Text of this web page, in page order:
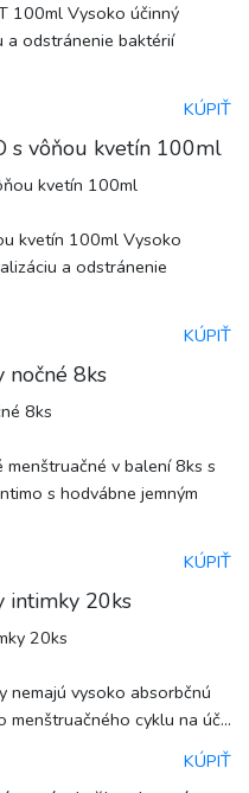
100ml Vysoko účinný
a odstránenie baktérií
KÚPIŤ
s vôňou kvetín 100ml
kvetín 100ml Vysoko
a odstránenie
KÚPIŤ
nočné 8ks
v balení 8ks s
s hodvábne jemným
KÚPIŤ
intimky 20ks
nemajú vysoko absorbčnú
menštruačného cyklu na úč...
KÚPIŤ